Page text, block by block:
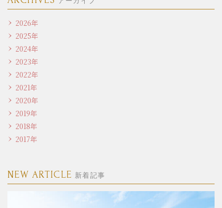
2026年
2025年
2024年
2023年
2022年
2021年
2020年
2019年
2018年
2017年
NEW ARTICLE 新着記事